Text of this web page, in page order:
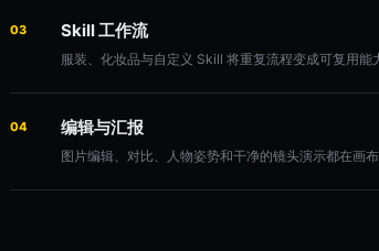
03 Skill 工作流
服装、化妆品与自定义 Skill 将重复流程变成可复用能
04 编辑与汇报
图片编辑、对比、人物姿势和干净的镜头演示都在画布